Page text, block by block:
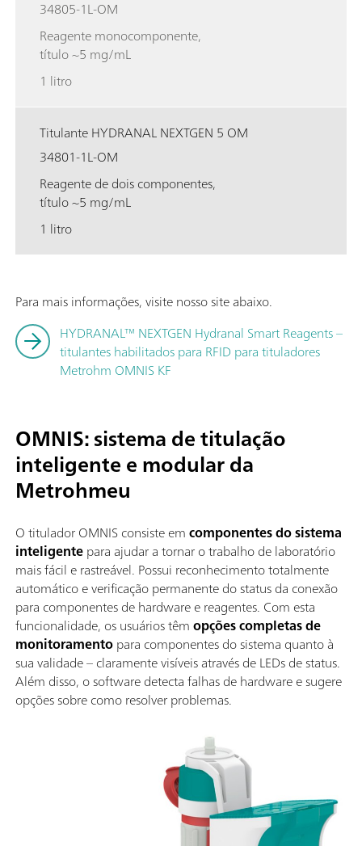
34805-1L-OM
Reagente monocomponente,
título ~5 mg/mL
1 litro
Titulante HYDRANAL NEXTGEN 5 OM
34801-1L-OM
Reagente de dois componentes,
título ~5 mg/mL
1 litro
Para mais informações, visite nosso site abaixo.
HYDRANAL™ NEXTGEN Hydranal Smart Reagents –
titulantes habilitados para RFID para tituladores
Metrohm OMNIS KF
OMNIS: sistema de titulação
inteligente e modular da
Metrohmeu
O titulador OMNIS consiste emcomponentes do sistema
inteligentepara ajudar a tornar o trabalho de laboratório
mais fácil e rastreável. Possui reconhecimento totalmente
automático e verificação permanente do status da conexão
para componentes de hardware e reagentes. Com esta
funcionalidade, os usuários têmopções completas de
monitoramentopara componentes do sistema quanto à
sua validade – claramente visíveis através de LEDs de status.
Além disso, o software detecta falhas de hardware e sugere
opções sobre como resolver problemas.